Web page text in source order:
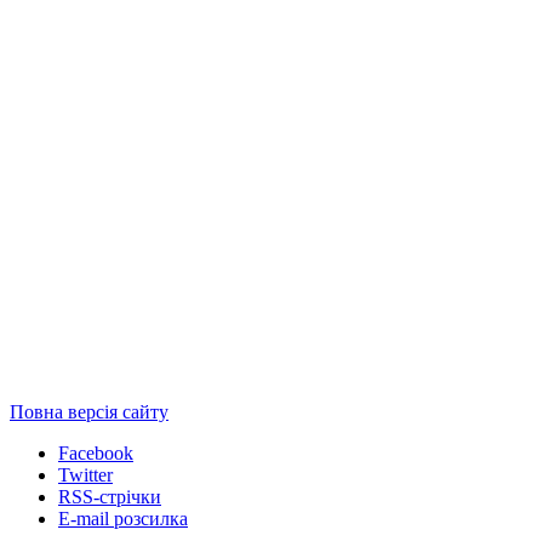
Повна версія сайту
Facebook
Twitter
RSS-стрічки
E-mail розсилка